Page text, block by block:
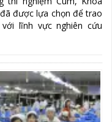
được lựa chọn để trao
lĩnh vực nghiên cứu